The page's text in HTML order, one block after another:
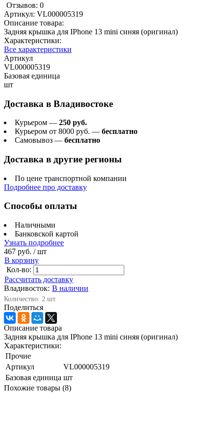
Отзывов: 0
Артикул: VL000005319
Описание товара:
Задняя крышка для IPhone 13 mini синяя (оригинал)
Характеристики:
Все характеристики
Артикул
VL000005319
Базовая единица
шт
Доставка в Владивостоке
Курьером — 250 руб.
Курьером от 8000 руб. — бесплатно
Самовывоз — бесплатно
Доставка в другие регионы
По цене транспортной компании
Подробнее про доставку
Способы оплаты
Наличными
Банковской картой
Узнать подробнее
467 руб. / шт
В корзину
Кол-во:
Рассчитать доставку
Владивосток: В наличии
Количество: 2 шт.
Поделиться
Описание товара
Задняя крышка для IPhone 13 mini синяя (оригинал)
Характеристики:
Прочие
Артикул
VL000005319
Базовая единица шт
Похожие товары (8)